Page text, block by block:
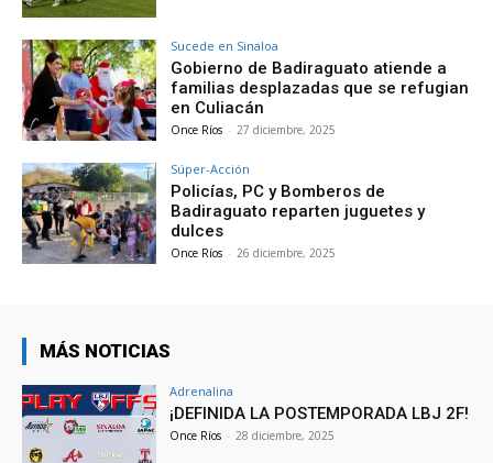
Sucede en Sinaloa
Gobierno de Badiraguato atiende a
familias desplazadas que se refugian
en Culiacán
Once Ríos - 27 diciembre, 2025
Súper-Acción
Policías, PC y Bomberos de
Badiraguato reparten juguetes y
dulces
Once Ríos - 26 diciembre, 2025
MÁS NOTICIAS
Adrenalina
¡DEFINIDA LA POSTEMPORADA LBJ 2F!
Once Ríos - 28 diciembre, 2025